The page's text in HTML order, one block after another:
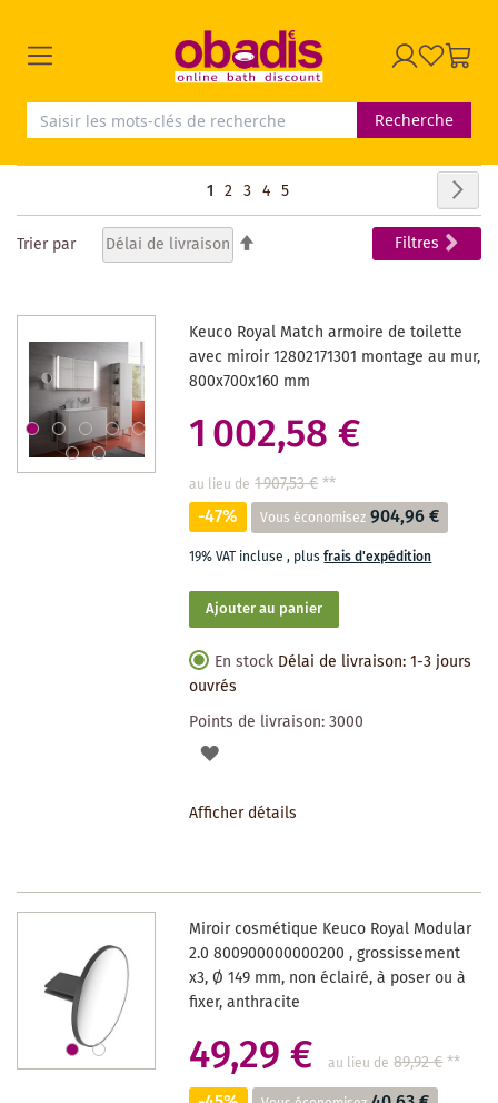
Recherche
Page
Vous
lisez
actuellement
page
1 Page
2 Page
3 Page
4 Page
5
Trier par Filtres
Keuco Royal Match armoire de toilette
avec miroir 12802171301 montage au mur,
800x700x160 mm
1 002,58 €
au lieu de 1 907,53 €**
-47% Vous économisez 904,96 €
19% VAT incluse, plusfrais d'expédition
Ajouter au panier
En stock Délai de livraison: 1-3 jours
ouvrés
Points de livraison:3000
AJOUTER
SOUHAITS
Afficher détails
Miroir cosmétique Keuco Royal Modular
2.0 800900000000200 , grossissement
x3, Ø 149 mm, non éclairé, à poser ou à
fixer, anthracite
49,29 € au lieu de 89,92 €**